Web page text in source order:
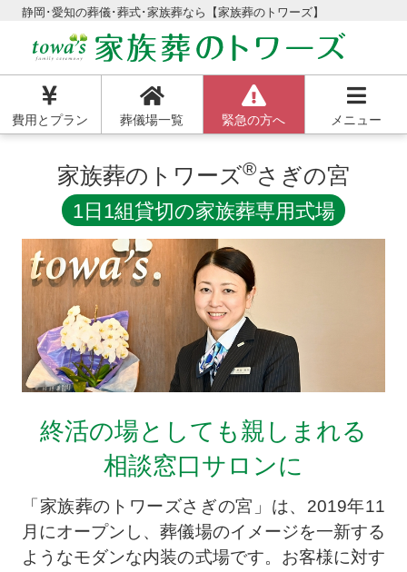
静岡･愛知の葬儀･葬式･家族葬なら【家族葬のトワーズ】
費用とプラン 葬儀場一覧 緊急の方へ メニュー
家族葬のトワーズ®さぎの宮
1日1組貸切の家族葬専用式場
終活の場としても親しまれる
相談窓口サロンに
「家族葬のトワーズさぎの宮」は、2019年11
月にオープンし、葬儀場のイメージを一新する
ようなモダンな内装の式場です。お客様に対す